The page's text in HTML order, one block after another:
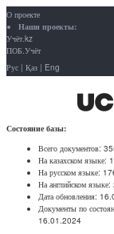
О проекте
Наши проекты:
Учёт.kz
ПОБ.Учёт
Рус | Қаз | Eng
Состояние базы:
Всего документов:
На казахском языке:
На русском языке:
На английском языке:
Дата обновления:
Документы по
16.01.2024